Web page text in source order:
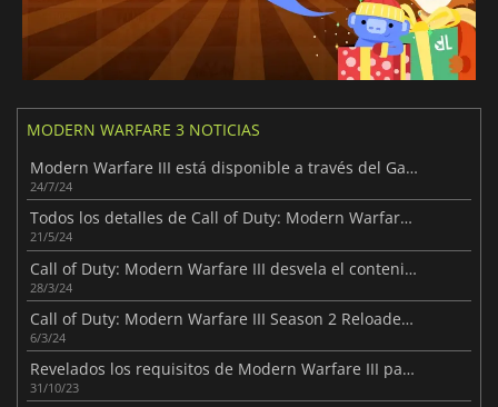
MODERN WARFARE 3 NOTICIAS
Modern Warfare III está disponible a través del Game Pass
24/7/24
Todos los detalles de Call of Duty: Modern Warfare III Temporada 4
21/5/24
Call of Duty: Modern Warfare III desvela el contenido que llegará en la Temporada 3
28/3/24
Call of Duty: Modern Warfare III Season 2 Reloaded está disponible para los jugadores
6/3/24
Revelados los requisitos de Modern Warfare III para PC
31/10/23